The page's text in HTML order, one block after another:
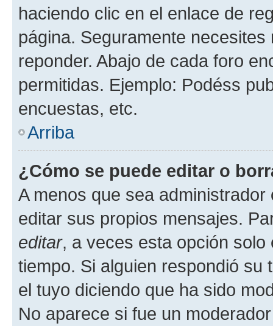
haciendo clic en el enlace de
página. Seguramente
reponder. Abajo de cada foro
permitidas. Ejemplo: Podéss
encuestas, etc.
Arriba
¿Cómo se puede editar o
A menos que sea
editar sus propios mensajes.
editar, a veces esta opción
tiempo. Si alguien respondió
el tuyo diciendo que ha sido
No aparece si fue un